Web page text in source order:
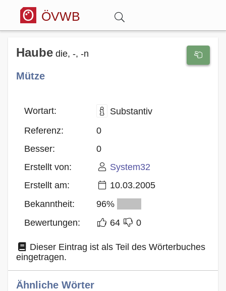
ÖVWB
Anmelden
Wörterbuch
Hitparade
Blog
Haube die, -, -n
Mütze
Wortart:
Substantiv
Referenz:
0
Besser:
0
Erstellt von:
System32
Erstellt am:
10.03.2005
Bekanntheit:
96%
Bewertungen:
64 0
Dieser Eintrag ist als Teil des Wörterbuches
eingetragen.
Ähnliche Wörter